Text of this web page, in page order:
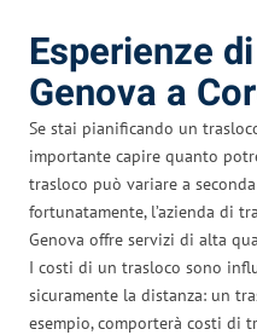
Esperienze
Genova a
Se stai pianificando un
importante capire quanto
trasloco può variare a
fortunatamente, l’azienda di
Genova offre servizi di alta
I costi di un trasloco sono
sicuramente la distanza: un
esempio, comporterà costi di